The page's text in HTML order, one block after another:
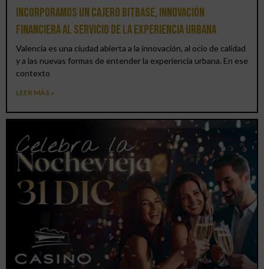
Incorporamos un cajero BitBase, innovación
financiera al servicio de la experiencia urbana
Valencia es una ciudad abierta a la innovación, al ocio de calidad
y a las nuevas formas de entender la experiencia urbana. En ese
contexto
LEER MÁS »